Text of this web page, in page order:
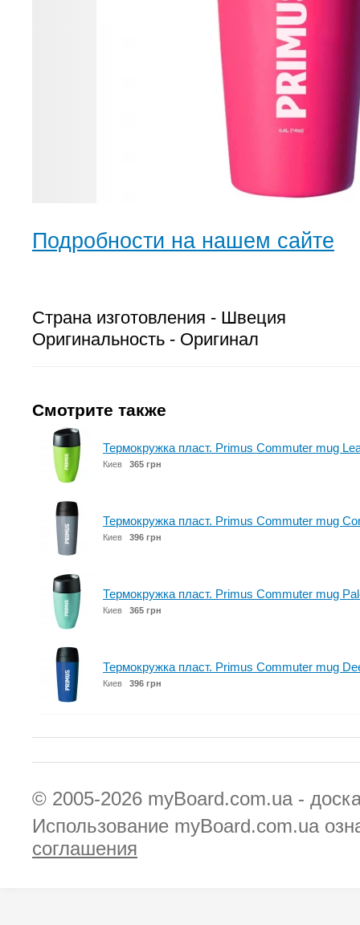
Подробности на нашем сайте
Страна изготовления - Швеция
Оригинальность - Оригинал
Смотрите также
Термокружка пласт. Primus Commuter mug
Киев 365 грн
Термокружка пласт. Primus Commuter mug
Киев 396 грн
Термокружка пласт. Primus Commuter mug
Киев 365 грн
Термокружка пласт. Primus Commuter mug
Киев 396 грн
© 2005-2026 myBoard.com.ua -
Использование myBoard.com.ua
соглашения